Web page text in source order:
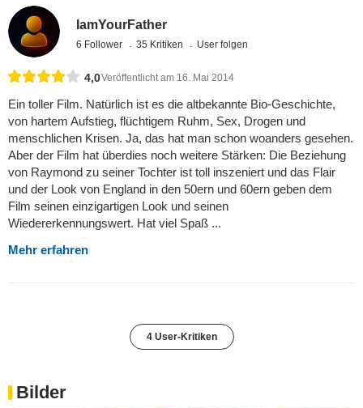
IamYourFather
6 Follower 35 Kritiken User folgen
4,0Veröffentlicht am 16. Mai 2014
Ein toller Film. Natürlich ist es die altbekannte Bio-Geschichte,
von hartem Aufstieg, flüchtigem Ruhm, Sex, Drogen und
menschlichen Krisen. Ja, das hat man schon woanders gesehen.
Aber der Film hat überdies noch weitere Stärken: Die Beziehung
von Raymond zu seiner Tochter ist toll inszeniert und das Flair
und der Look von England in den 50ern und 60ern geben dem
Film seinen einzigartigen Look und seinen
Wiedererkennungswert. Hat viel Spaß ...
Mehr erfahren
4 User-Kritiken
Bilder